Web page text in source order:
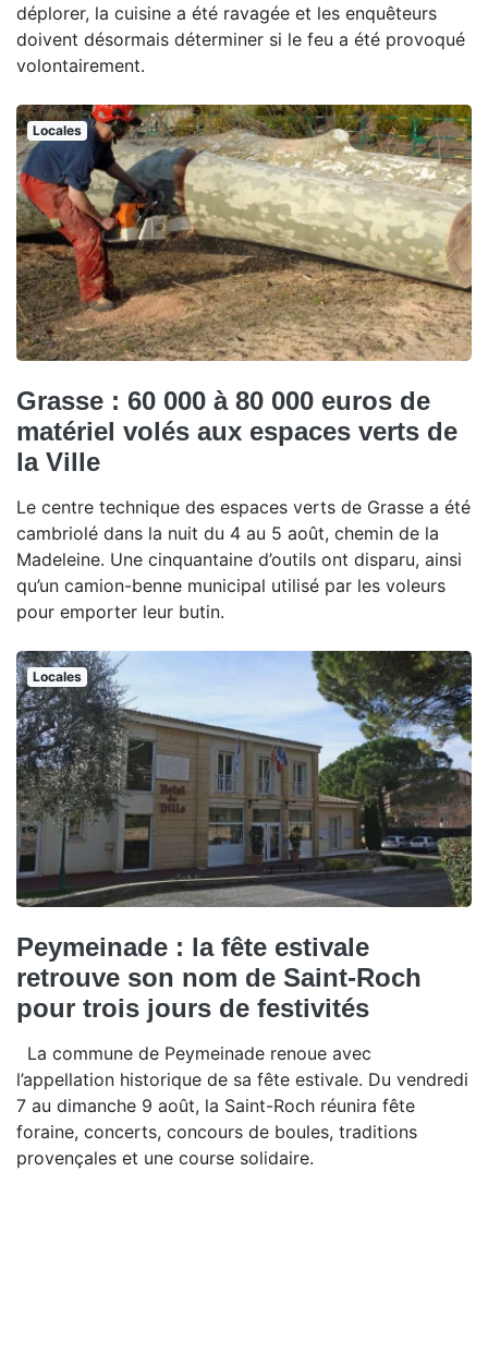
déplorer, la cuisine a été ravagée et les enquêteurs
doivent désormais déterminer si le feu a été provoqué
volontairement.
Locales
Grasse : 60 000 à 80 000 euros de
matériel volés aux espaces verts de
la Ville
Le centre technique des espaces verts de Grasse a été
cambriolé dans la nuit du 4 au 5 août, chemin de la
Madeleine. Une cinquantaine d’outils ont disparu, ainsi
qu’un camion-benne municipal utilisé par les voleurs
pour emporter leur butin.
Locales
Peymeinade : la fête estivale
retrouve son nom de Saint-Roch
pour trois jours de festivités
La commune de Peymeinade renoue avec
l’appellation historique de sa fête estivale. Du vendredi
7 au dimanche 9 août, la Saint-Roch réunira fête
foraine, concerts, concours de boules, traditions
provençales et une course solidaire.